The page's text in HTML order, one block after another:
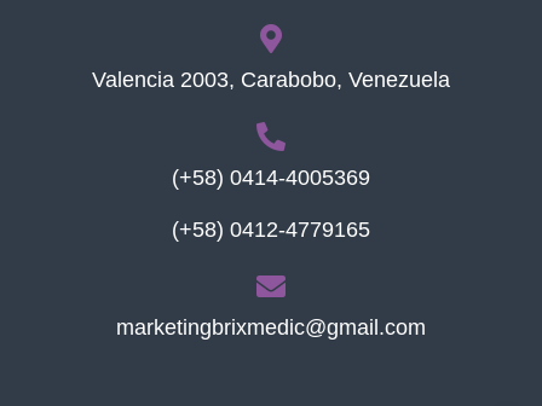
Valencia 2003, Carabobo, Venezuela
(+58) 0414-4005369
(+58) 0412-4779165
marketingbrixmedic@gmail.com